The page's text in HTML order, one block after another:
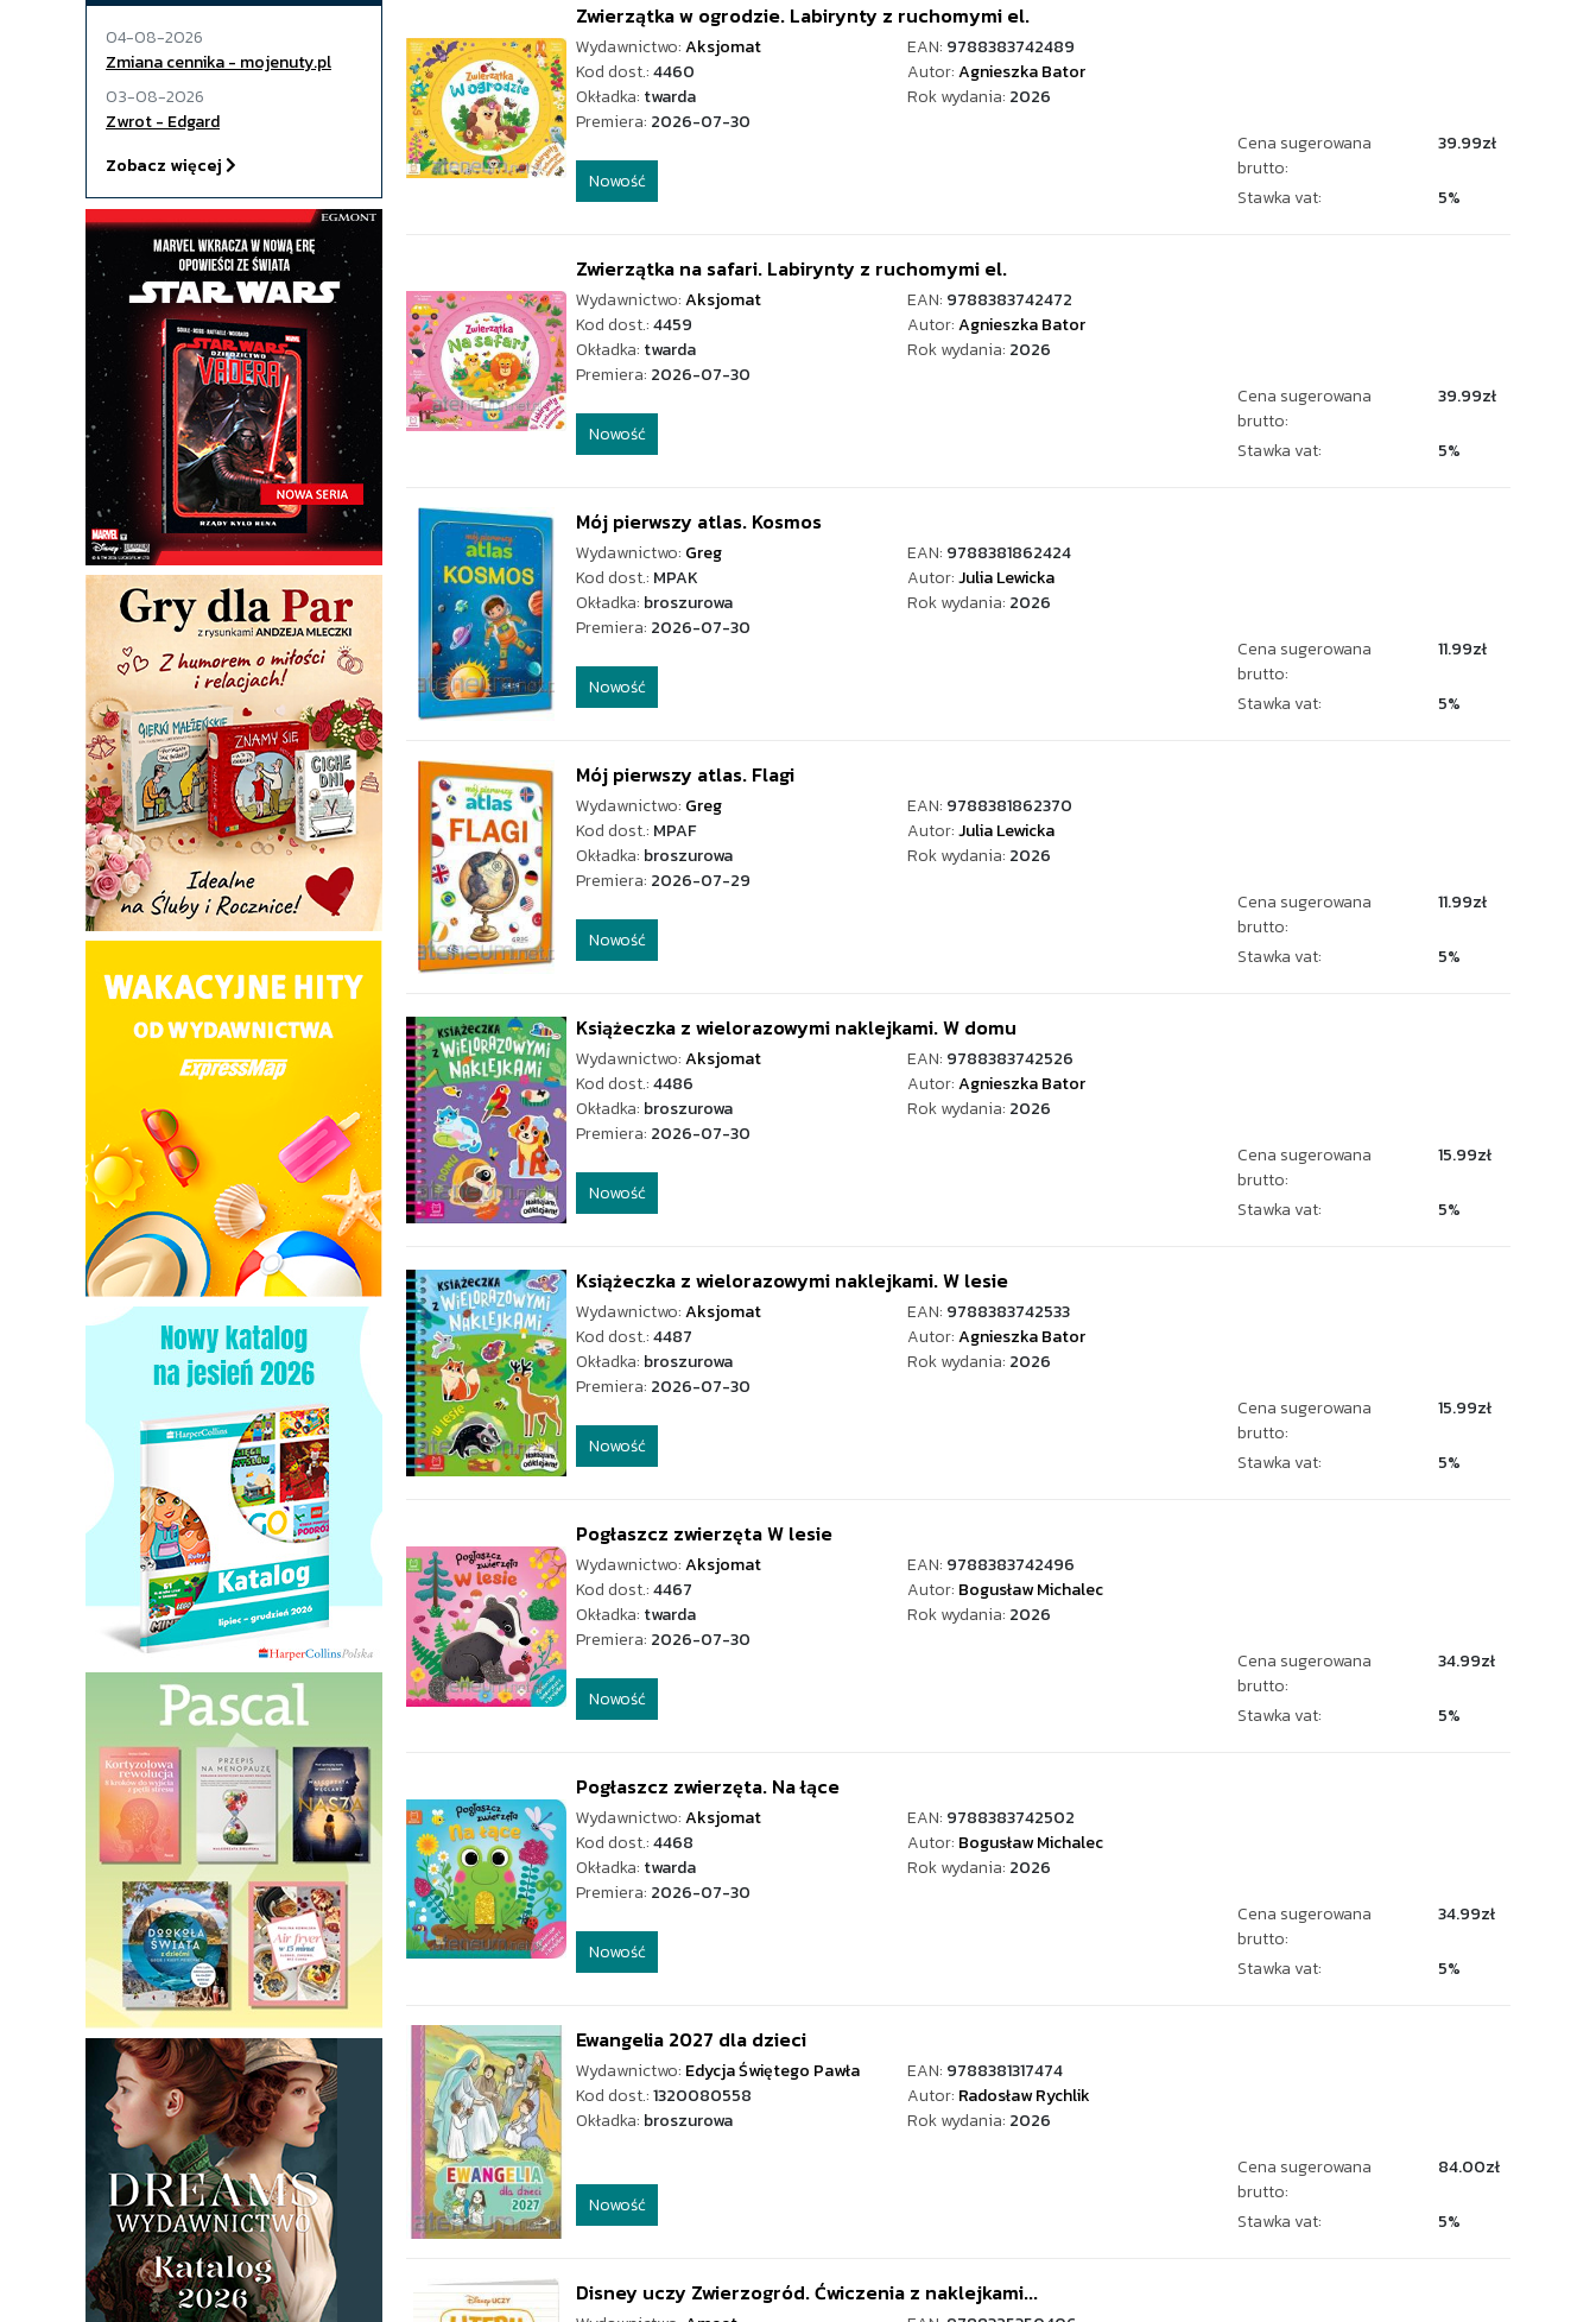
04-08-2026
Zmiana cennika - mojenuty.pl
03-08-2026
Zwrot - Edgard
Zobacz więcej
Zwierzątka w ogrodzie. Labirynty z ruchomymi el.
Wydawnictwo:Aksjomat EAN: 9788383742489
Kod dost.:4460 Autor:Agnieszka Bator
Okładka: twarda Rok wydania: 2026
Premiera: 2026-07-30
Nowość
Cena sugerowana
brutto:
39.99zł
Stawka vat: 5%
Zwierzątka na safari. Labirynty z ruchomymi el.
Wydawnictwo:Aksjomat EAN: 9788383742472
Kod dost.:4459 Autor:Agnieszka Bator
Okładka: twarda Rok wydania: 2026
Premiera: 2026-07-30
Nowość
Cena sugerowana
brutto:
39.99zł
Stawka vat: 5%
Mój pierwszy atlas. Kosmos
Wydawnictwo: Greg EAN: 9788381862424
Kod dost.: MPAK Autor:Julia Lewicka
Okładka: broszurowa Rok wydania: 2026
Premiera: 2026-07-30
Nowość
Cena sugerowana
brutto:
11.99zł
Stawka vat: 5%
Mój pierwszy atlas. Flagi
Wydawnictwo: Greg EAN: 9788381862370
Kod dost.: MPAF Autor:Julia Lewicka
Okładka: broszurowa Rok wydania: 2026
Premiera: 2026-07-29
Nowość
Cena sugerowana
brutto:
11.99zł
Stawka vat: 5%
Książeczka z wielorazowymi naklejkami. W domu
Wydawnictwo:Aksjomat EAN: 9788383742526
Kod dost.:4486 Autor:Agnieszka Bator
Okładka: broszurowa Rok wydania: 2026
Premiera: 2026-07-30
Nowość
Cena sugerowana
brutto:
15.99zł
Stawka vat: 5%
Książeczka z wielorazowymi naklejkami. W lesie
Wydawnictwo:Aksjomat EAN: 9788383742533
Kod dost.:4487 Autor:Agnieszka Bator
Okładka: broszurowa Rok wydania: 2026
Premiera: 2026-07-30
Nowość
Cena sugerowana
brutto:
15.99zł
Stawka vat: 5%
Pogłaszcz zwierzęta W lesie
Wydawnictwo:Aksjomat EAN: 9788383742496
Kod dost.:4467 Autor: Bogusław Michalec
Okładka: twarda Rok wydania: 2026
Premiera: 2026-07-30
Nowość
Cena sugerowana
brutto:
34.99zł
Stawka vat: 5%
Pogłaszcz zwierzęta. Na łące
Wydawnictwo:Aksjomat EAN: 9788383742502
Kod dost.:4468 Autor: Bogusław Michalec
Okładka: twarda Rok wydania: 2026
Premiera: 2026-07-30
Nowość
Cena sugerowana
brutto:
34.99zł
Stawka vat: 5%
Ewangelia 2027 dla dzieci
Wydawnictwo: Edycja Świętego Pawła EAN: 9788381317474
Kod dost.:1320080558 Autor: Radosław Rychlik
Okładka: broszurowa Rok wydania: 2026
Nowość
Cena sugerowana
brutto:
84.00zł
Stawka vat: 5%
Disney uczy Zwierzogród. Ćwiczenia z naklejkami...